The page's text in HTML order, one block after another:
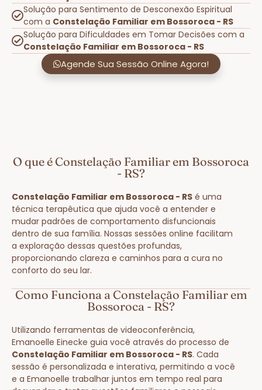
Solução para Sentimento de Desconexão Espiritual
com a Constelação Familiar em Bossoroca - RS
Solução para Dificuldades em Tomar Decisões com a
Constelação Familiar em Bossoroca - RS
Agende Sua Sessão Online Agora!
O que é Constelação Familiar em Bossoroca
- RS?
Constelação Familiar em Bossoroca - RS é uma
técnica terapêutica que ajuda você a entender e
mudar padrões de comportamento disfuncionais
dentro de sua família. Nossas sessões online facilitam
a exploração dessas questões profundas,
proporcionando clareza e caminhos para a cura no
conforto do seu lar.
Como Funciona a Constelação Familiar em
Bossoroca - RS?
Utilizando ferramentas de videoconferência,
Emanoelle Einecke guia você através do processo de
Constelação Familiar em Bossoroca - RS. Cada
sessão é personalizada e interativa, permitindo a você
e a Emanoelle trabalhar juntos em tempo real para